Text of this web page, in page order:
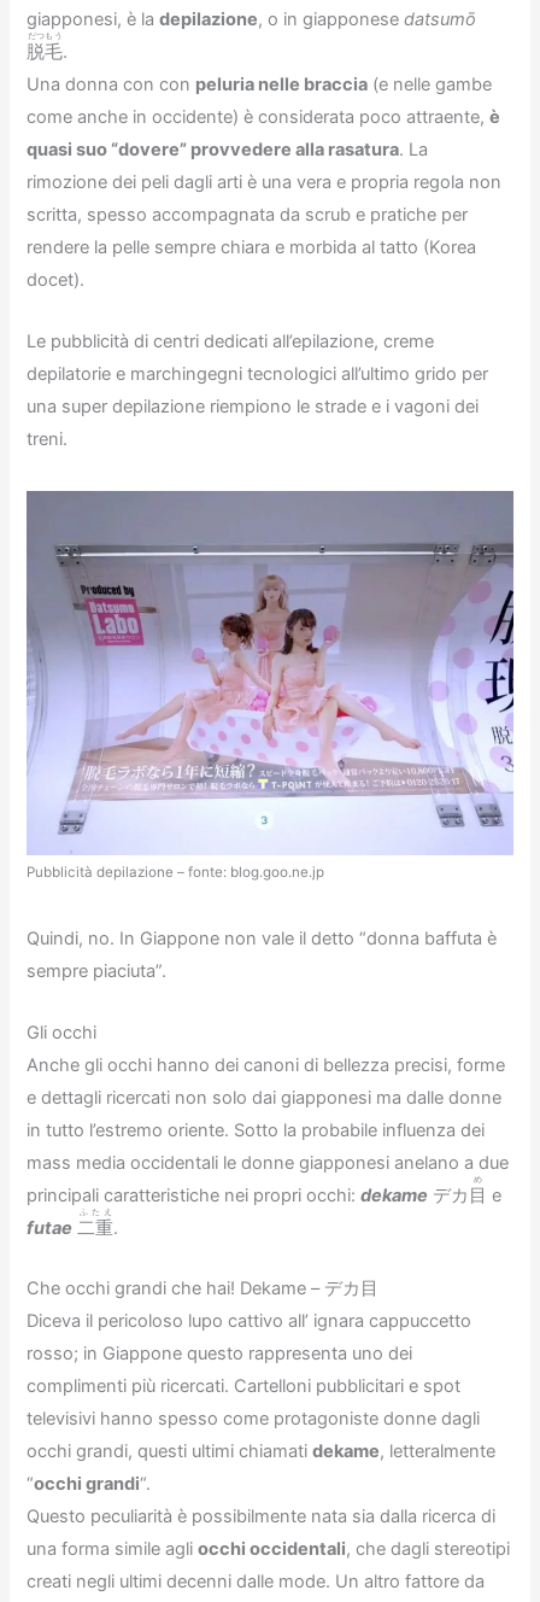
giapponesi, è ladepilazione, o in giapponesedatsumō
脱毛
だつもう
.
Una donna con con peluria nelle braccia (e nelle gambe
come anche in occidente) è considerata poco attraente,è
quasi suo “dovere” provvedere alla rasatura. La
rimozione dei peli dagli arti è una vera e propria regola non
scritta, spesso accompagnata da scrub e pratiche per
rendere la pelle sempre chiara e morbida al tatto (Korea
docet).
Le pubblicità di centri dedicati all’epilazione, creme
depilatorie e marchingegni tecnologici all’ultimo grido per
una super depilazione riempiono le strade e i vagoni dei
treni.
Pubblicità depilazione – fonte: blog.goo.ne.jp
Quindi, no. In Giappone non vale il detto “donna baffuta è
sempre piaciuta”.
Gli occhi
Anche gli occhi hanno dei canoni di bellezza precisi, forme
e dettagli ricercati non solo dai giapponesi ma dalle donne
in tutto l’estremo oriente. Sotto la probabile influenza dei
mass media occidentali le donne giapponesi anelano a due
principali caratteristiche nei propri occhi:dekame デカ 目
め
e
futae 二重
ふたえ
.
Che occhi grandi che hai! Dekame – デカ 目
Diceva il pericoloso lupo cattivo all’ ignara cappuccetto
rosso; in Giappone questo rappresenta uno dei
complimenti più ricercati. Cartelloni pubblicitari e spot
televisivi hanno spesso come protagoniste donne dagli
occhi grandi, questi ultimi chiamatidekame, letteralmente
“occhi grandi“.
Questo peculiarità è possibilmente nata sia dalla ricerca di
una forma simile agliocchi occidentali, che dagli stereotipi
creati negli ultimi decenni dalle mode. Un altro fattore da